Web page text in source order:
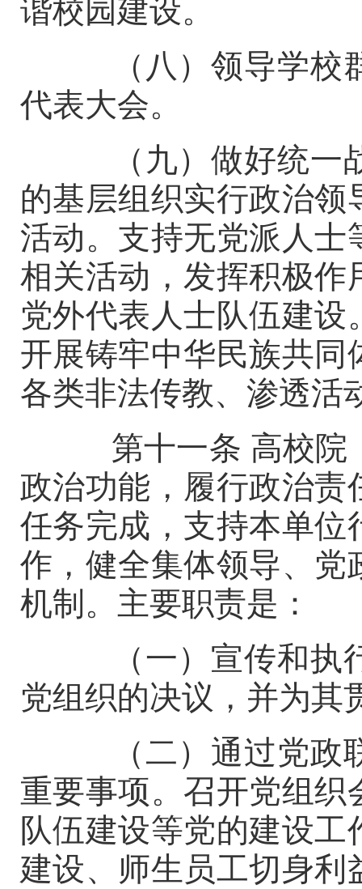
谐校园建设。
（八）领导学校群
代表大会。
（九）做好统一战
的基层组织实行政治
活动。支持无党派人士
相关活动，发挥积极作
党外代表人士队伍建
开展铸牢中华民族共
各类非法传教、渗透活
第十一条 高校院
政治功能，履行政治
任务完成，支持本单位
作，健全集体领导、党
机制。主要职责是：
（一）宣传和执行
党组织的决议，并为其
（二）通过党政联
重要事项。召开党组
队伍建设等党的建设
建设、师生员工切身